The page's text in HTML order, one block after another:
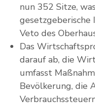
nun 352 Sitze,
Veto des
Das
darauf ab, die
umfasst
Bevölkerung, die